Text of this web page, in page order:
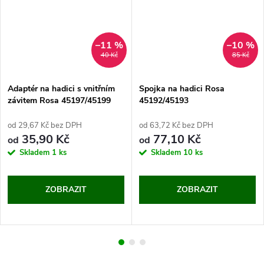
40 Kč
–11 %
Adaptér na hadici s vnitřním
závitem Rosa 45197/45199
od 29,67 Kč bez DPH
od 35,90 Kč
Skladem 1 ks
ZOBRAZIT
85 Kč
–10 %
Spojka na hadici Rosa
45192/45193
od 63,72 Kč bez DPH
od 77,10 Kč
Skladem 10 ks
ZOBRAZIT